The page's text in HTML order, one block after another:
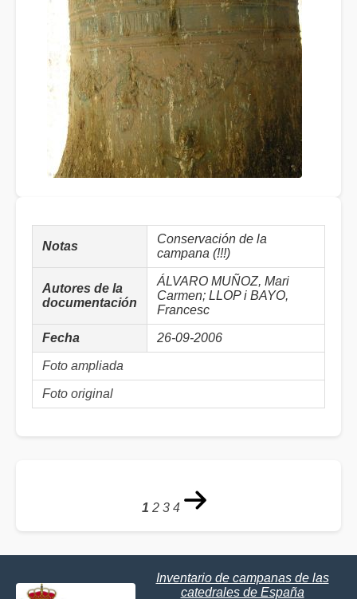
Notas
Conservación de la
campana (!!!)
Autores de la
documentación
ÁLVARO MUÑOZ, Mari
Carmen; LLOP i BAYO,
Francesc
Fecha 26-09-2006
Foto ampliada
Foto original
1 2 3 4
Inventario de campanas de las
catedrales de España